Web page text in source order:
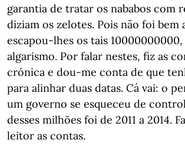
garantia de tratar os nababos com
diziam os zelotes. Pois não foi bem
escapou-lhes os tais
algarismo. Por falar nestes, fiz as
crónica e dou-me conta de que
para alinhar duas datas. Cá vai: o
um governo se esqueceu de
desses milhões foi de 2011 a 2014.
leitor as contas.